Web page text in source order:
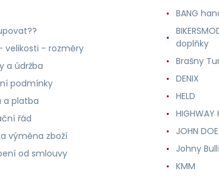
velikosti - rozměry
a údržba
podmínky
a platba
řád
výměna zboží
od smlouvy
BANG
doplňky
Brašny
DENIX
HELD
HIGHWAY
JOHN DOE
Johny
KMM